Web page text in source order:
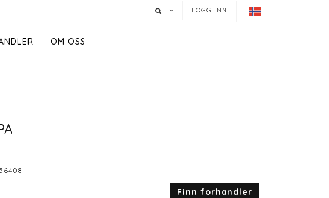
LOGG INN
OM OSS
Finn forhandler